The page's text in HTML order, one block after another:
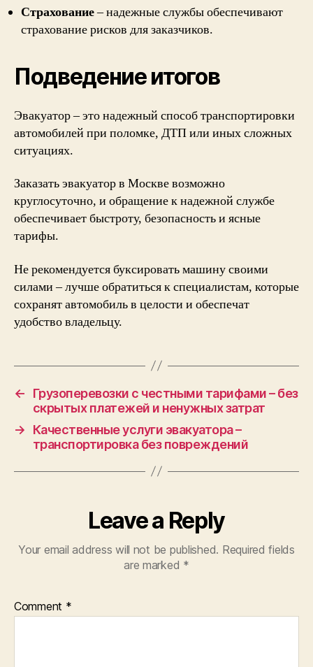
Страхование– надежные службы обеспечивают
страхование рисков для заказчиков.
Подведение итогов
Эвакуатор – это надежный способ транспортировки
автомобилей при поломке, ДТП или иных сложных
ситуациях.
Заказать эвакуатор в Москве возможно
круглосуточно, и обращение к надежной службе
обеспечивает быстроту, безопасность и ясные
тарифы.
Не рекомендуется буксировать машину своими
силами – лучше обратиться к специалистам, которые
сохранят автомобиль в целости и обеспечат
удобство владельцу.
←
Грузоперевозки с честными тарифами – без
скрытых платежей и ненужных затрат
→
Качественные услуги эвакуатора –
транспортировка без повреждений
Leave a Reply
Your email address will not be published. Required fields
are marked *
Comment *